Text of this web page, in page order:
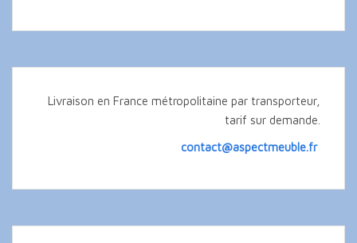
Livraison en France métropolitaine par transporteur,
tarif sur demande.
contact@aspectmeuble.fr